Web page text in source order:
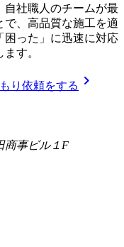
自社職人のチームが最
、高品質な施工を適
困った」に迅速に対応
す。
り依頼をする chevron_right
商事ビル１F